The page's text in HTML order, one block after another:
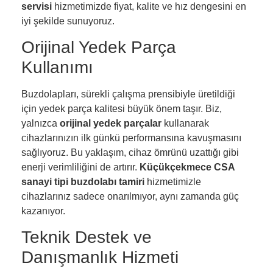
servisi hizmetimizde fiyat, kalite ve hız dengesini en
iyi şekilde sunuyoruz.
Orijinal Yedek Parça
Kullanımı
Buzdolapları, sürekli çalışma prensibiyle üretildiği
için yedek parça kalitesi büyük önem taşır. Biz,
yalnızca orijinal yedek parçalar kullanarak
cihazlarınızın ilk günkü performansına kavuşmasını
sağlıyoruz. Bu yaklaşım, cihaz ömrünü uzattığı gibi
enerji verimliliğini de artırır. Küçükçekmece CSA
sanayi tipi buzdolabı tamiri hizmetimizle
cihazlarınız sadece onarılmıyor, aynı zamanda güç
kazanıyor.
Teknik Destek ve
Danışmanlık Hizmeti